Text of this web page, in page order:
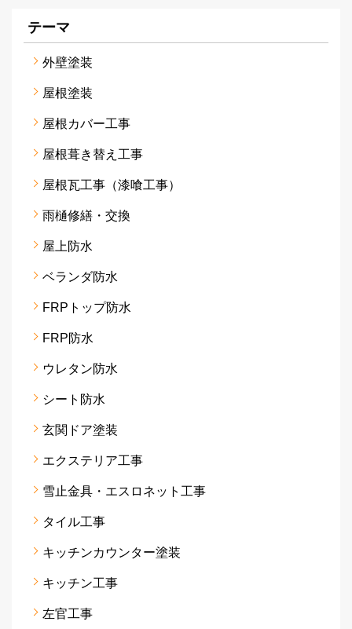
テーマ
外壁塗装
屋根塗装
屋根カバー工事
屋根葺き替え工事
屋根瓦工事（漆喰工事）
雨樋修繕・交換
屋上防水
ベランダ防水
FRPトップ防水
FRP防水
ウレタン防水
シート防水
玄関ドア塗装
エクステリア工事
雪止金具・エスロネット工事
タイル工事
キッチンカウンター塗装
キッチン工事
左官工事